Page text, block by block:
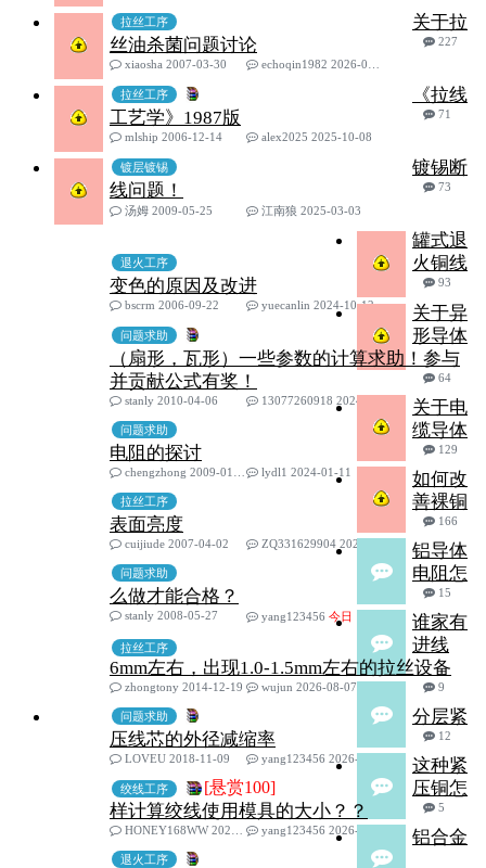
拉丝工序
关于拉
丝油杀菌问题讨论
227
xiaosha 2007-03-30
echoqin1982 2026-03-25
拉丝工序
《拉线
工艺学》1987版
71
mlship 2006-12-14
alex2025 2025-10-08
镀层镀锡
镀锡断
线问题！
73
汤姆 2009-05-25
江南狼 2025-03-03
退火工序
罐式退
火铜线
变色的原因及改进
93
bscrm 2006-09-22
yuecanlin 2024-10-12
问题求助
关于异
形导体
（扇形，瓦形）一些参数的计算求助！参与
并贡献公式有奖！
64
stanly 2010-04-06
13077260918 2024-03-13
问题求助
关于电
缆导体
电阻的探讨
129
chengzhong 2009-01-15
lydl1 2024-01-11
拉丝工序
如何改
善裸铜
表面亮度
166
cuijiude 2007-04-02
ZQ331629904 2022-10-17
问题求助
铝导体
电阻怎
么做才能合格？
15
stanly 2008-05-27
yang123456 今日
拉丝工序
谁家有
进线
6mm左右，出现1.0-1.5mm左右的拉丝设备
9
zhongtony 2014-12-19 wujun 2026-08-07
问题求助
分层紧
压线芯的外径减缩率
12
LOVEU 2018-11-09
yang123456 2026-08-07
绞线工序 [悬赏100]
这种紧
压铜怎
样计算绞线使用模具的大小？？
5
HONEY168WW 2021-05-06
yang123456 2026-08-07
退火工序
铝合金